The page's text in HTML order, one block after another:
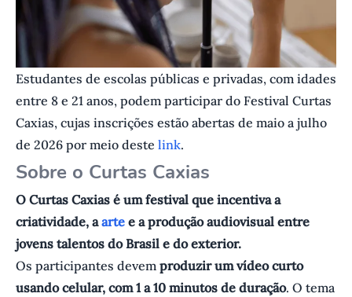
Estudantes de escolas públicas e privadas, com idades
entre 8 e 21 anos, podem participar do Festival Curtas
Caxias, cujas inscrições estão abertas de maio a julho
de 2026 por meio deste link.
S obre o Curtas Caxias
O Curtas Caxias é um festival que incentiva a
criatividade, aarte e a produção audiovisual entre
jovens talentos do Brasil e do exterior.
Os participantes devem produzir um vídeo curto
usando celular, com 1 a 10 minutos de duração. O tema